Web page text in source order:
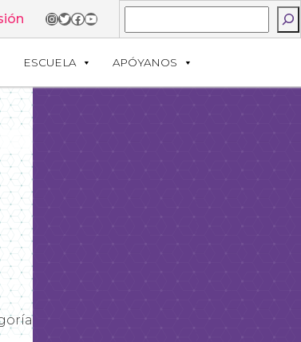
Buscar
Instagram
Twitter
Facebook
YouTube
ESCUELA APÓYANOS